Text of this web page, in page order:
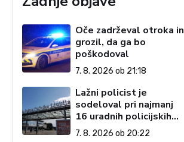
Oče zadrževal otroka in
grozil, da ga bo
poškodoval
7. 8. 2026 ob 21:18
Lažni policist je
sodeloval pri najmanj
16 uradnih policijskih
postopkih
7. 8. 2026 ob 20:22